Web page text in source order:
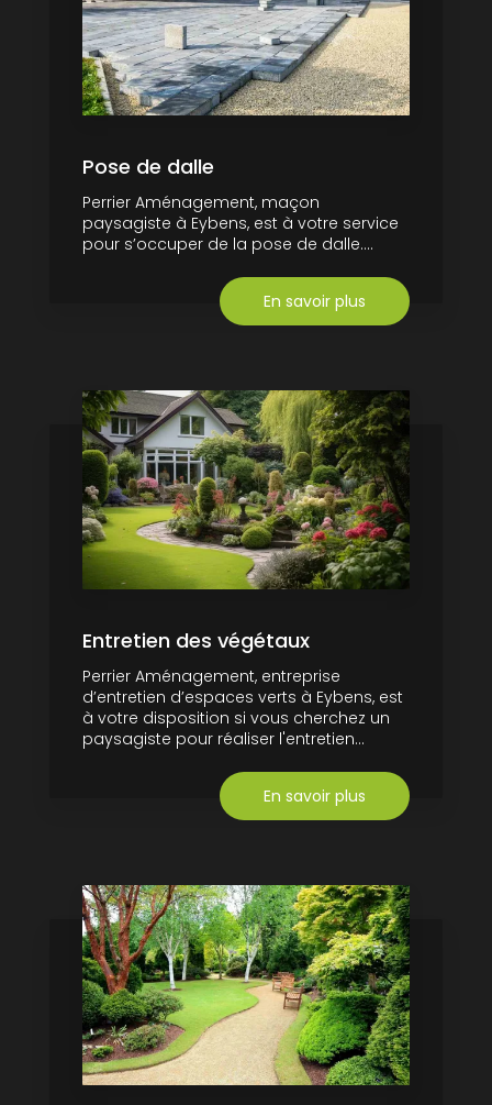
Pose de dalle
Perrier Aménagement, maçon
paysagiste à Eybens, est à votre service
pour s’occuper de la pose de dalle....
En savoir plus
Entretien des végétaux
Perrier Aménagement, entreprise
d’entretien d’espaces verts à Eybens, est
à votre disposition si vous cherchez un
paysagiste pour réaliser l'entretien...
En savoir plus